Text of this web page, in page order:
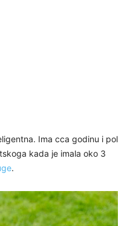
Ima cca godinu i pol
kada je imala oko 3
.